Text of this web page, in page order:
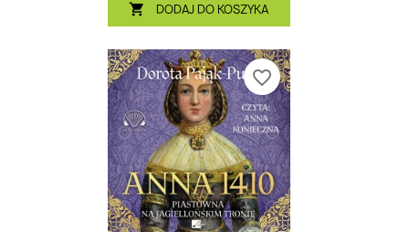
 DODAJ DO KOSZYKA
favorite_border